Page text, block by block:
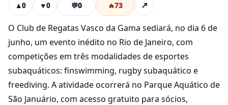
▲0 ▼0 💬0 🔥73 ↗
O Club de Regatas Vasco da Gama sediará, no dia 6 de
junho, um evento inédito no Rio de Janeiro, com
competições em três modalidades de esportes
subaquáticos: finswimming, rugby subaquático e
freediving. A atividade ocorrerá no Parque Aquático de
São Januário, com acesso gratuito para sócios,